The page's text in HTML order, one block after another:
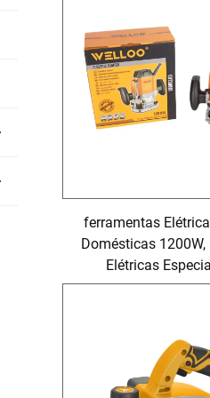
ferramentas
Domésticas 1200W,
Elétricas
Projetadas para